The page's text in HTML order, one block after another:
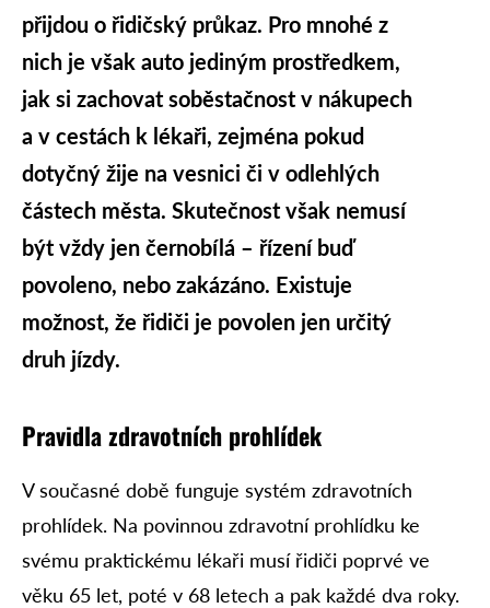
přijdou o řidičský průkaz. Pro mnohé z
nich je však auto jediným prostředkem,
jak si zachovat soběstačnost v nákupech
a v cestách k lékaři, zejména pokud
dotyčný žije na vesnici či v odlehlých
částech města. Skutečnost však nemusí
být vždy jen černobílá – řízení buď
povoleno, nebo zakázáno. Existuje
možnost, že řidiči je povolen jen určitý
druh jízdy.
Pravidla zdravotních prohlídek
V současné době funguje systém zdravotních
prohlídek. Na povinnou zdravotní prohlídku ke
svému praktickému lékaři musí řidiči poprvé ve
věku 65 let, poté v 68 letech a pak každé dva roky.